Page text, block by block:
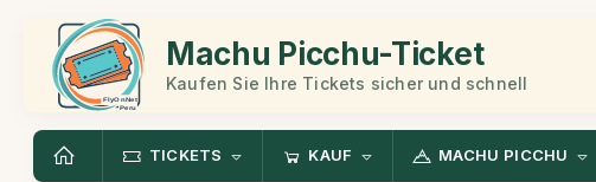
Machu Picchu-Ticket
Kaufen Sie Ihre Tickets sicher und schnell
TICKETS KAUF MACHU PICCHU